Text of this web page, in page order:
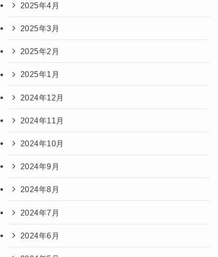
2025年4月
2025年3月
2025年2月
2025年1月
2024年12月
2024年11月
2024年10月
2024年9月
2024年8月
2024年7月
2024年6月